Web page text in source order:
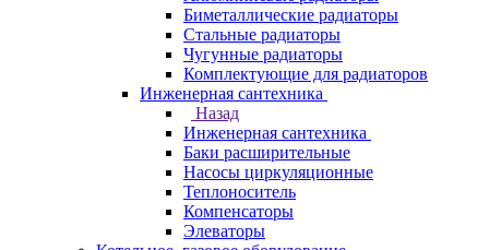
Биметаллические радиаторы
Стальные радиаторы
Чугунные радиаторы
Комплектующие для радиаторов
Инженерная сантехника
Назад
Инженерная сантехника
Баки расширительные
Насосы циркуляционные
Теплоноситель
Компенсаторы
Элеваторы